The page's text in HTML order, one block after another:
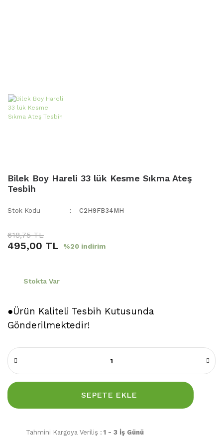
Bilek Boy Hareli 33 lük Kesme Sıkma Ateş
Tesbih
Stok Kodu C2H9FB34MH
618,75 TL
495,00 TL %20 indirim
Stokta Var
●Ürün Kaliteli Tesbih Kutusunda
Gönderilmektedir!
SEPETE EKLE
Tahmini Kargoya Veriliş : 1 - 3 İş Günü